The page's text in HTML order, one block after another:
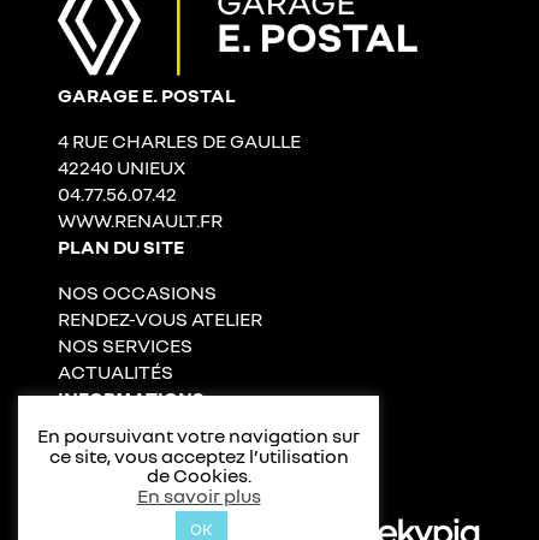
GARAGE E. POSTAL
4 RUE CHARLES DE GAULLE
42240 UNIEUX
04.77.56.07.42
WWW.RENAULT.FR
PLAN DU SITE
NOS OCCASIONS
RENDEZ-VOUS ATELIER
NOS SERVICES
ACTUALITÉS
INFORMATIONS
CONTACT ET ACCÈS
MENTIONS LÉGALES
DONNÉES PERSONNELLES
En poursuivant votre navigation sur
ce site, vous acceptez l’utilisation
de Cookies.
En savoir plus
OK